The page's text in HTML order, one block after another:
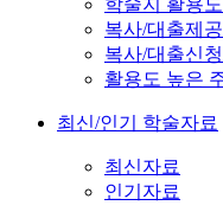
학술지 활용
복사/대출제
복사/대출신
활용도 높은
최신/인기 학술자료
최신자료
인기자료